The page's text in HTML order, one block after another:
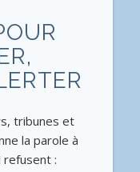
tribunes et
la parole à
refusent :